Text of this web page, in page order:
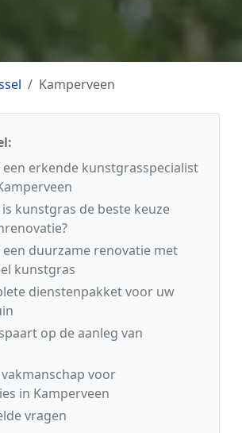
Kamperveen
een erkende kunstgrasspecialist
kunstgras de beste keuze
een duurzame renovatie met
kunstgras
dienstenpakket voor uw
op de aanleg van
voor
in Kamperveen
vragen